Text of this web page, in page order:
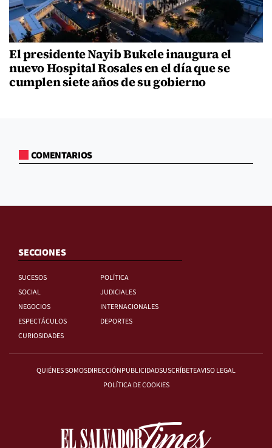
El presidente Nayib Bukele inaugura el
nuevo Hospital Rosales en el día que se
cumplen siete años de su gobierno
COMENTARIOS
SECCIONES
SUCESOS
POLÍTICA
SOCIAL
JUDICIALES
NEGOCIOS
INTERNACIONALES
ESPECTÁCULOS
DEPORTES
CURIOSIDADES
QUIÉNES SOMOSDIRECCIÓNPUBLICIDADSUSCRÍBETEAVISO LEGAL
POLÍTICA DE COOKIES